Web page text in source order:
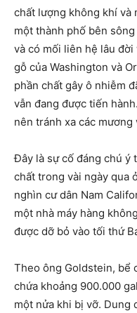
chất lượng không khí và
một thành phố bên
và có mối liên hệ lâu
gỗ của Washington và
phần chất gây ô nhiễm
vẫn đang được tiến
nên tránh xa các mương
Đây là sự cố đáng chú ý
chất trong vài ngày qua
nghìn cư dân Nam
một nhà máy hàng
được dỡ bỏ vào tối thứ
Theo ông Goldstein, bể
chứa khoảng 900.000
một nửa khi bị vỡ. Dung